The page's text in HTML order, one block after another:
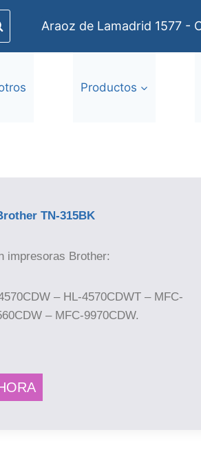
Araoz de Lamadrid 1577 -
Productos
TN-315BK
impresoras Brother:
– HL-4570CDWT – MFC-
– MFC-9970CDW.